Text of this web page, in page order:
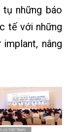
những báo
tế với những
nâng